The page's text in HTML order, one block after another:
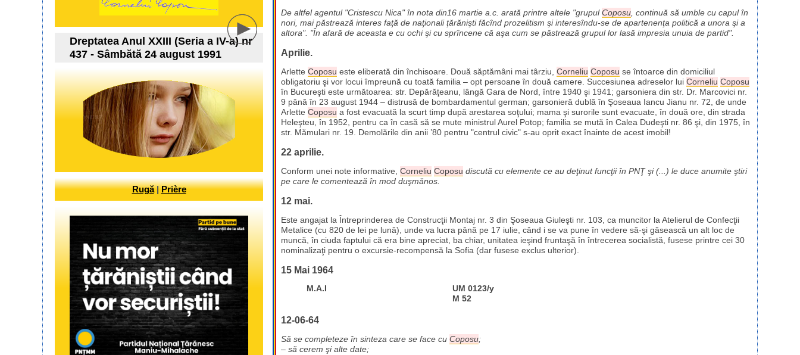
De altfel agentul "Cristescu Nica" în nota din16 martie a.c. arată printre altele "grupulCoposu , continuă să umble cu capul în
nori, mai păstrează interes faţă de naţionali ţărănişti făcînd prozelitism şi interesîndu-se de apartenenţa politică a unora şi a
altora". "În afară de aceasta e cu ochi şi cu sprîncene că aşa cum se păstrează grupul lor lasă impresia unuia de partid".
Aprilie.
Arlette Coposu este eliberată din închisoare. Două săptămâni mai târziu, Corneliu Coposu se întoarce din domiciliul
obligatoriu şi vor locui împreună cu toată familia – opt persoane în două camere. Succesiunea adreselor lui Corneliu Coposu
în Bucureşti este următoarea: str. Depărăţeanu, lângă Gara de Nord, între 1940 şi 1941; garsoniera din str. Dr. Marcovici nr.
9 până în 23 august 1944 – distrusă de bombardamentul german; garsonieră dublă în Şoseaua Iancu Jianu nr. 72, de unde
Arlette Coposu a fost evacuată la scurt timp după arestarea soţului; mama şi surorile sunt evacuate, în două ore, din strada
Heleşteu, în 1952, pentru ca în casă să se mute ministrul Aurel Potop; familia se mută în Calea Dudeşti nr. 86 şi, din 1975, în
str. Mămulari nr. 19. Demolările din anii ’80 pentru "centrul civic" s-au oprit exact înainte de acest imobil!
22 aprilie.
Conform unei note informative, Corneliu Coposu discută cu elemente ce au deţinut funcţii în PNŢ şi (...) le duce anumite ştiri
pe care le comentează în mod duşmănos.
12 mai.
Este angajat la Întreprinderea de Construcţii Montaj nr. 3 din Şoseaua Giuleşti nr. 103, ca muncitor la Atelierul de Confecţii
Metalice (cu 820 de lei pe lună), unde va lucra până pe 17 iulie, când i se va pune în vedere să-şi găsească un alt loc de
muncă, în ciuda faptului că era bine apreciat, ba chiar, unitatea ieşind fruntaşă în întrecerea socialistă, fusese printre cei 30
nominalizaţi pentru o excursie-recompensă la Sofia (dar fusese exclus ulterior).
15 Mai 1964
M.A.I
UM 0123/y
M 52
12-06-64
Să se completeze în sinteza care se face cu Coposu;
– să cerem şi alte date;
Dreptatea Anul XXIII (Seria a IV-a) nr
437 - Sâmbătă 24 august 1991
Rugă|Prière